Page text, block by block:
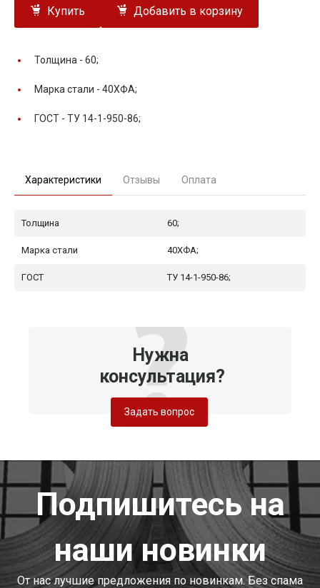
Купить Добавить в корзину
Толщина - 60;
Марка стали - 40ХФА;
ГОСТ - ТУ 14-1-950-86;
Характеристики Отзывы Оплата
Толщина 60;
Марка стали 40ХФА;
ГОСТ ТУ 14-1-950-86;
Нужна
консультация?
Задать вопрос
Подпишитесь на
наши новинки
От нас лучшие предложения по новинкам. Без спама